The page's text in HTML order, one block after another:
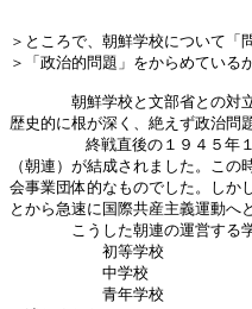
＞ところで、朝鮮学校について「
＞「政治的問題」をからめている
朝鮮学校と文部省との対立は
歴史的に根が深く、絶えず政治問
終戦直後の１９４５年
（朝連）が結成されました。こ
会事業団体的なものでした。しか
とから急速に国際共産主義運動へ
こうした朝連の運営する学校
初等学校　　　　　　５
中学校　　　　　　　　
青年学校　　　　　　